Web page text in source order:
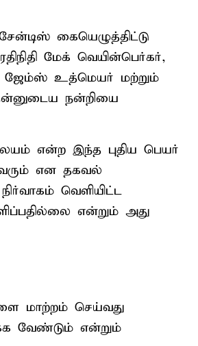
கையெழுத்திட்டு
மேக் வெயின்பெர்கர்,
ஜேம்ஸ் உத்மெயர் மற்றும்
தன்னுடைய நன்றியை
என்ற இந்த புதிய பெயர்
வரும் என தகவல்
வெளியிட்ட
என்றும் அது
மாற்றம் செய்வது
வேண்டும் என்றும்